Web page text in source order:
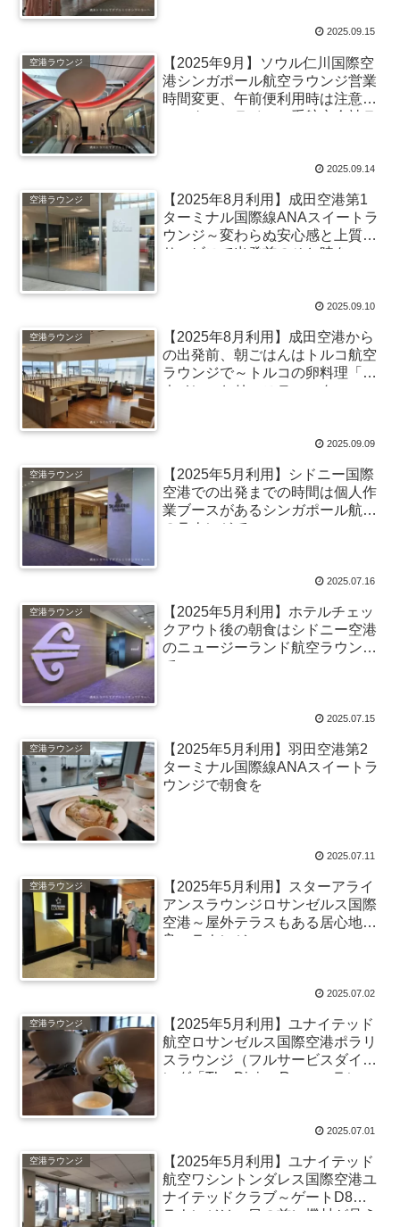
2025.09.15
空港ラウンジ
【2025年9月】ソウル仁川国際空
港シンガポール航空ラウンジ営業
時間変更、午前便利用時は注意！
～スターアライアン系航空会社ラ
2025.09.14
空港ラウンジ
【2025年8月利用】成田空港第1
ターミナル国際線ANAスイートラ
ウンジ～変わらぬ安心感と上質な
サービスで出発前のひと時を
2025.09.10
空港ラウンジ
【2025年8月利用】成田空港から
の出発前、朝ごはんはトルコ航空
ラウンジで～トルコの卵料理「メ
ネメン」とリュスティック
2025.09.09
空港ラウンジ
【2025年5月利用】シドニー国際
空港での出発までの時間は個人作
業ブースがあるシンガポール航空
のラウンジで
2025.07.16
空港ラウンジ
【2025年5月利用】ホテルチェッ
クアウト後の朝食はシドニー空港
のニュージーランド航空ラウンジ
で
2025.07.15
空港ラウンジ
【2025年5月利用】羽田空港第2
ターミナル国際線ANAスイートラ
ウンジで朝食を
2025.07.11
空港ラウンジ
【2025年5月利用】スターアライ
アンスラウンジロサンゼルス国際
空港～屋外テラスもある居心地の
良いラウンジ
2025.07.02
空港ラウンジ
【2025年5月利用】ユナイテッド
航空ロサンゼルス国際空港ポラリ
スラウンジ（フルサービスダイニ
ング「The Dining Room」ラン
2025.07.01
空港ラウンジ
【2025年5月利用】ユナイテッド
航空ワシントンダレス国際空港ユ
ナイテッドクラブ～ゲートD8の
ラウンジは、目の前に機材が見え